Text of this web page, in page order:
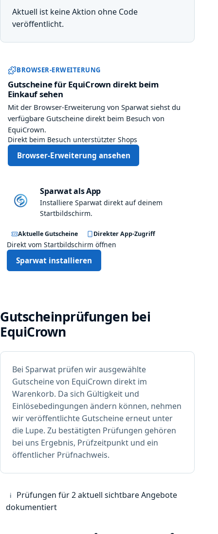
7
e
b
t
e
l
w
r
7
Aktuell ist keine Aktion ohne Code
veröffentlicht.
Sparwat Browser-Erweiterung und
BROWSER-ERWEITERUNG
Gutscheine für EquiCrown direkt beim
Einkauf sehen
Mit der Browser-Erweiterung von Sparwat siehst du
verfügbare Gutscheine direkt beim Besuch von
EquiCrown.
Direkt beim Besuch unterstützter Shops
Browser-Erweiterung ansehen
Sparwat als App
Installiere Sparwat direkt auf deinem
Startbildschirm.
Aktuelle Gutscheine Direkter App-Zugriff
Direkt vom Startbildschirm öffnen
Sparwat installieren
Gutscheinprüfungen bei
EquiCrown
Bei Sparwat prüfen wir ausgewählte
Gutscheine von EquiCrown direkt im
Warenkorb. Da sich Gültigkeit und
Einlösebedingungen ändern können, nehmen
wir veröffentlichte Gutscheine erneut unter
die Lupe. Zu bestätigten Prüfungen gehören
bei uns Ergebnis, Prüfzeitpunkt und ein
öffentlicher Prüfnachweis.
i
Prüfungen für 2 aktuell sichtbare Angebote
dokumentiert